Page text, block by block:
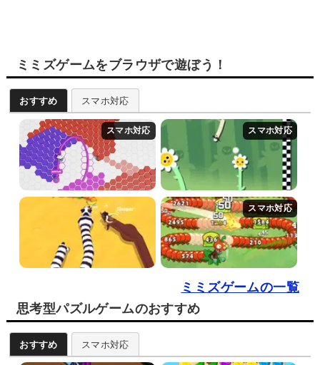
ミミズゲームをブラウザで遊ぼう！
おすすめ スマホ対応
ミミズゲームの一覧
思考型パズルゲームのおすすめ
おすすめ スマホ対応